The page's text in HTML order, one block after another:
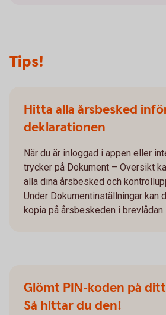
Tips!
Hitta alla årsbesked
deklarationen
När du är inloggad i appen eller
trycker på Dokument – Översikt
alla dina årsbesked och
Under Dokumentinställningar kan
kopia på årsbeskeden i brevlådan.
Glömt PIN-koden på
Så hittar du den!